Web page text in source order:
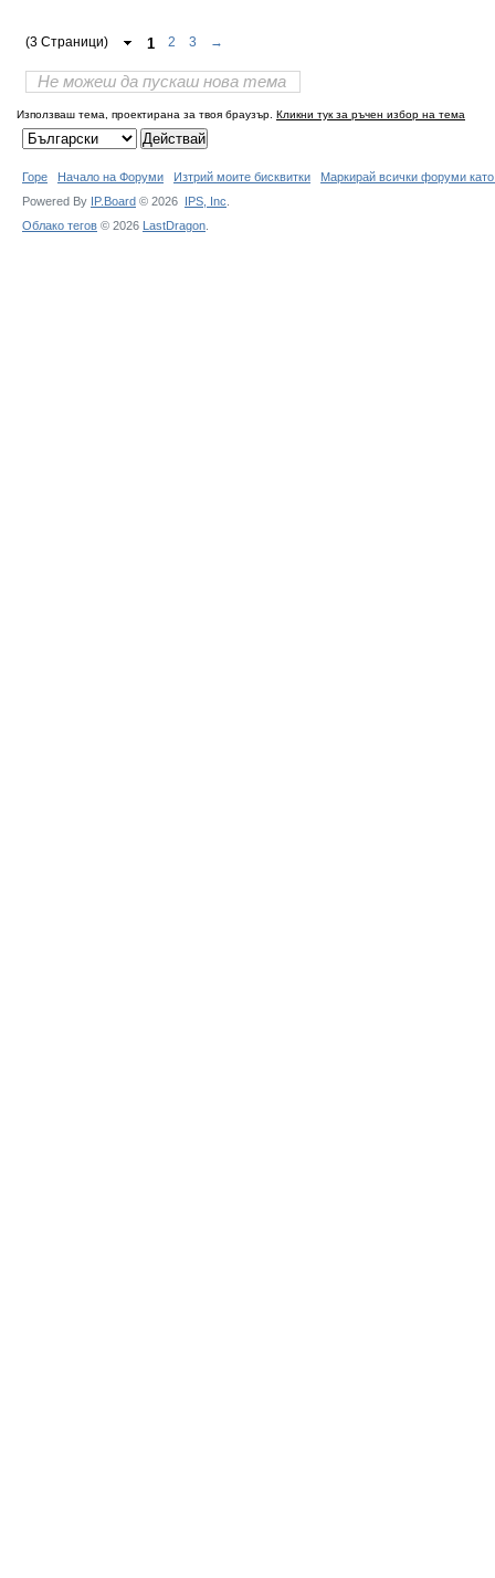
(3 Страници) 1 2 3 →
Не можеш да пускаш нова тема
Използваш тема, проектирана за твоя браузър. Кликни тук за ръчен избор на тема
Горе Начало на Форуми Изтрий моите бисквитки
Маркирай всички форуми
Powered By IP.Board © 2026 IPS, Inc
Облако тегов © 2026 LastDragon